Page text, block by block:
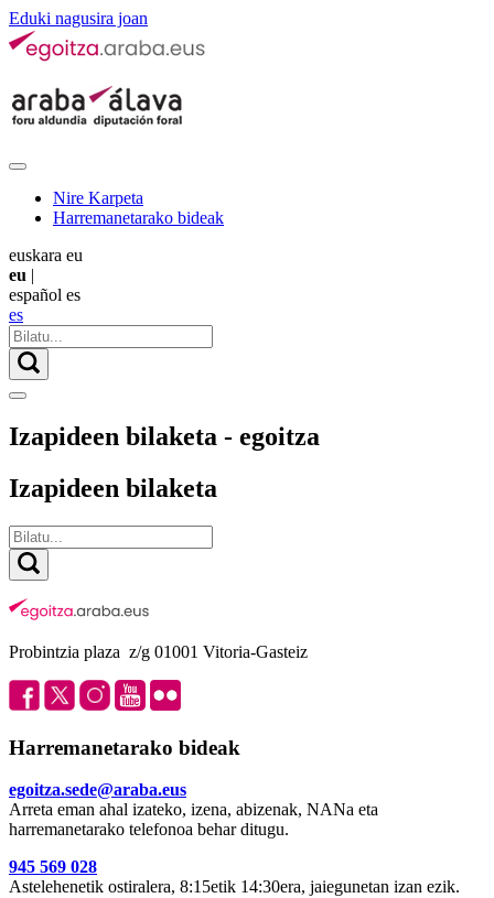
Eduki nagusira joan
Nire Karpeta
Harremanetarako bideak
euskara eu
eu |
español es
es
Izapideen bilaketa - egoitza
Izapideen bilaketa
Probintzia plaza z/g 01001 Vitoria-Gasteiz
Harremanetarako bideak
egoitza.sede@araba.eus
Arreta eman ahal izateko, izena, abizenak, NANa eta
harremanetarako telefonoa behar ditugu.
945 569 028
Astelehenetik ostiralera, 8:15etik 14:30era, jaiegunetan izan ezik.